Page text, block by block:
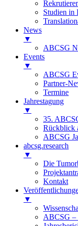
Studien in
News
▼
ABCSG
Events
▼
ABCSG
Partner-
Termine
Jahrestagung
▼
35.
Rückblick
ABCSG
abcsg.research
▼
Die
Kontakt
▼
ABCSG –